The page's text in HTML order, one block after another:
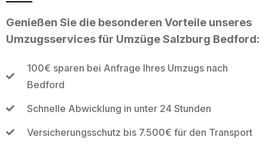
Genießen Sie die besonderen Vorteile unseres
Umzugsservices für Umzüge Salzburg Bedford:
100€ sparen bei Anfrage Ihres Umzugs nach
Bedford
Schnelle Abwicklung in unter 24 Stunden
Versicherungsschutz bis 7.500€ für den Transport